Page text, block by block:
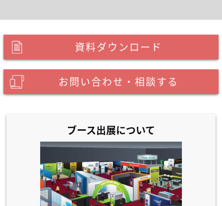
資料ダウンロード
お問い合わせ・相談する
ブース出展について